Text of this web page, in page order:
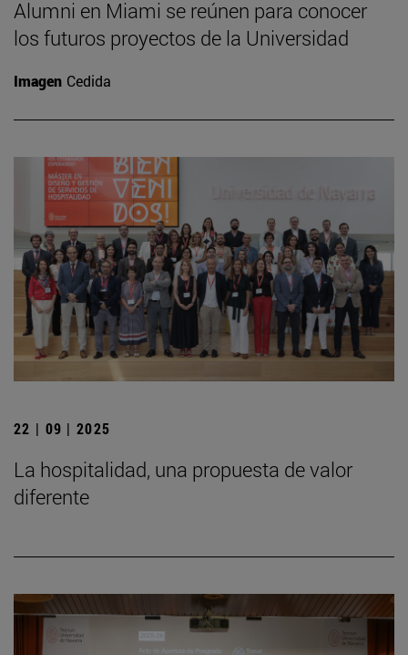
Alumni en Miami se reúnen para conocer
los futuros proyectos de la Universidad
Imagen Cedida
22 | 09 | 2025
La hospitalidad, una propuesta de valor
diferente